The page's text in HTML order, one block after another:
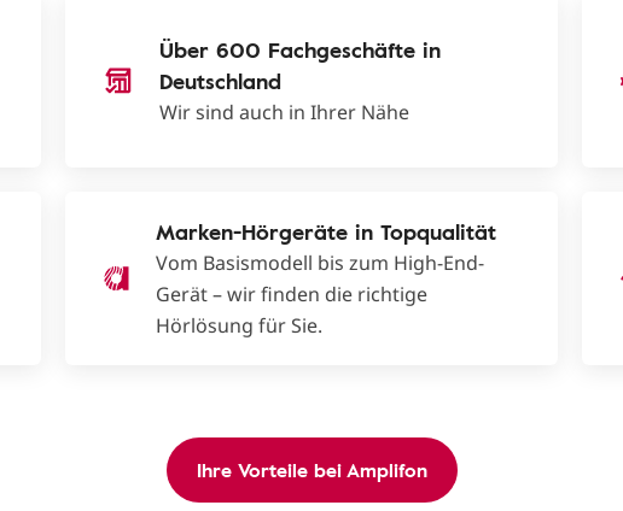
Über 600 Fachgeschäfte in
Deutschland
Wir sind auch in Ihrer Nähe
Marken-Hörgeräte in Topqualität
Vom Basismodell bis zum High-End-
Gerät – wir finden die richtige
Hörlösung für Sie.
Ihre Vorteile bei Amplifon